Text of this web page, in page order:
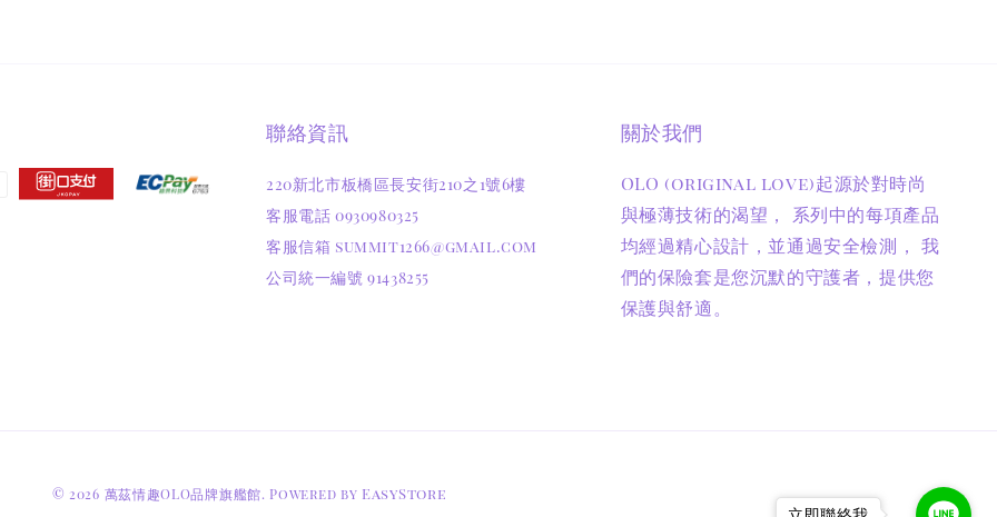
聯絡資訊
220新北市板橋區長安街210之1號6樓
客服電話 0930980325
客服信箱 summit1266@gmail.com
公司統一編號 91438255
關於我們
OLO (original love)起源於對時尚
與極薄技術的渴望， 系列中的每項產品
均經過精心設計，並通過安全檢測， 我
們的保險套是您沉默的守護者，提供您
保護與舒適。
© 2026 萬茲情趣OLO品牌旗艦館. Powered by EasyStore